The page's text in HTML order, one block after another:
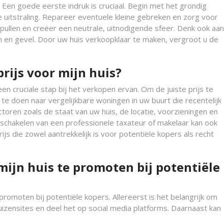
goede eerste indruk is cruciaal. Begin met het grondig
Repareer eventuele kleine gebreken en zorg voor
en creëer een neutrale, uitnodigende sfeer. Denk ook aan
gevel. Door uw huis verkoopklaar te maken, vergroot u de
voor mijn huis?
cruciale stap bij het verkopen ervan. Om de juiste prijs te
doen naar vergelijkbare woningen in uw buurt die recentelijk
zoals de staat van uw huis, de locatie, voorzieningen en
van een professionele taxateur of makelaar kan ook
die zowel aantrekkelijk is voor potentiële kopers als recht
huis te promoten bij potentiële
bij potentiële kopers. Allereerst is het belangrijk om
en deel het op social media platforms. Daarnaast kan